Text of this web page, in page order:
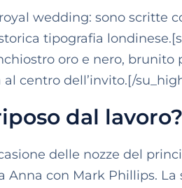
wedding: sono scritte
tipografia
oro e nero, brunito
al centro dell’invito.[/
dal lavoro?
delle nozze del
con Mark Phillips. La